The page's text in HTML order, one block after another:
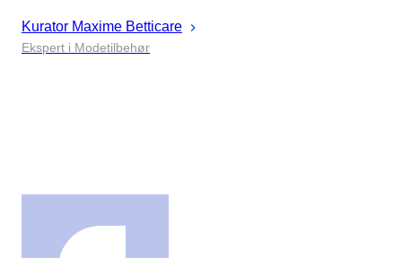
Kurator Maxime Betticare
Ekspert i Modetilbehør